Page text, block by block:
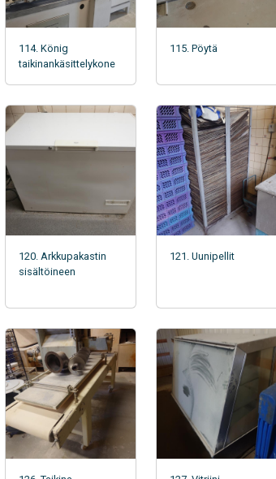
114. König
taikinankäsittelykone
115. Pöytä
120. Arkkupakastin
sisältöineen
121. Uunipellit